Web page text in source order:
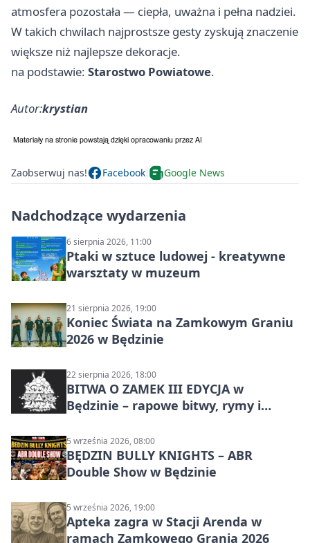
atmosfera pozostała — ciepła, uważna i pełna nadziei.
W takich chwilach najprostsze gesty zyskują znaczenie
większe niż najlepsze dekoracje.
na podstawie: Starostwo Powiatowe.
Autor:krystian
Zaobserwuj nas! Facebook Google News
Nadchodzące wydarzenia
6 sierpnia 2026, 11:00
Ptaki w sztuce ludowej - kreatywne
warsztaty w muzeum
21 sierpnia 2026, 19:00
Koniec Świata na Zamkowym Graniu
2026 w Będzinie
22 sierpnia 2026, 18:00
BITWA O ZAMEK III EDYCJA w
Będzinie – rapowe bitwy, rymy i
5 września 2026, 08:00
BĘDZIN BULLY KNIGHTS – ABR
Double Show w Będzinie
5 września 2026, 19:00
Apteka zagra w Stacji Arenda w
ramach Zamkowego Grania 2026